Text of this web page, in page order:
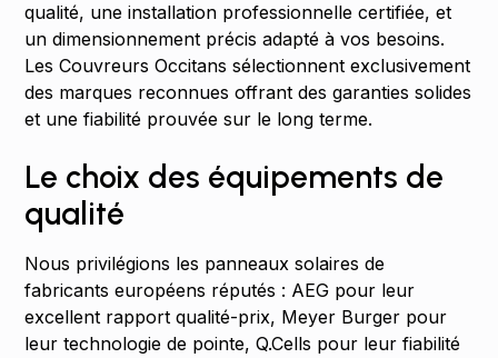
qualité, une installation professionnelle certifiée, et
un dimensionnement précis adapté à vos besoins.
Les Couvreurs Occitans sélectionnent exclusivement
des marques reconnues offrant des garanties solides
et une fiabilité prouvée sur le long terme.
Le choix des équipements de
qualité
Nous privilégions les panneaux solaires de
fabricants européens réputés : AEG pour leur
excellent rapport qualité-prix, Meyer Burger pour
leur technologie de pointe, Q.Cells pour leur fiabilité